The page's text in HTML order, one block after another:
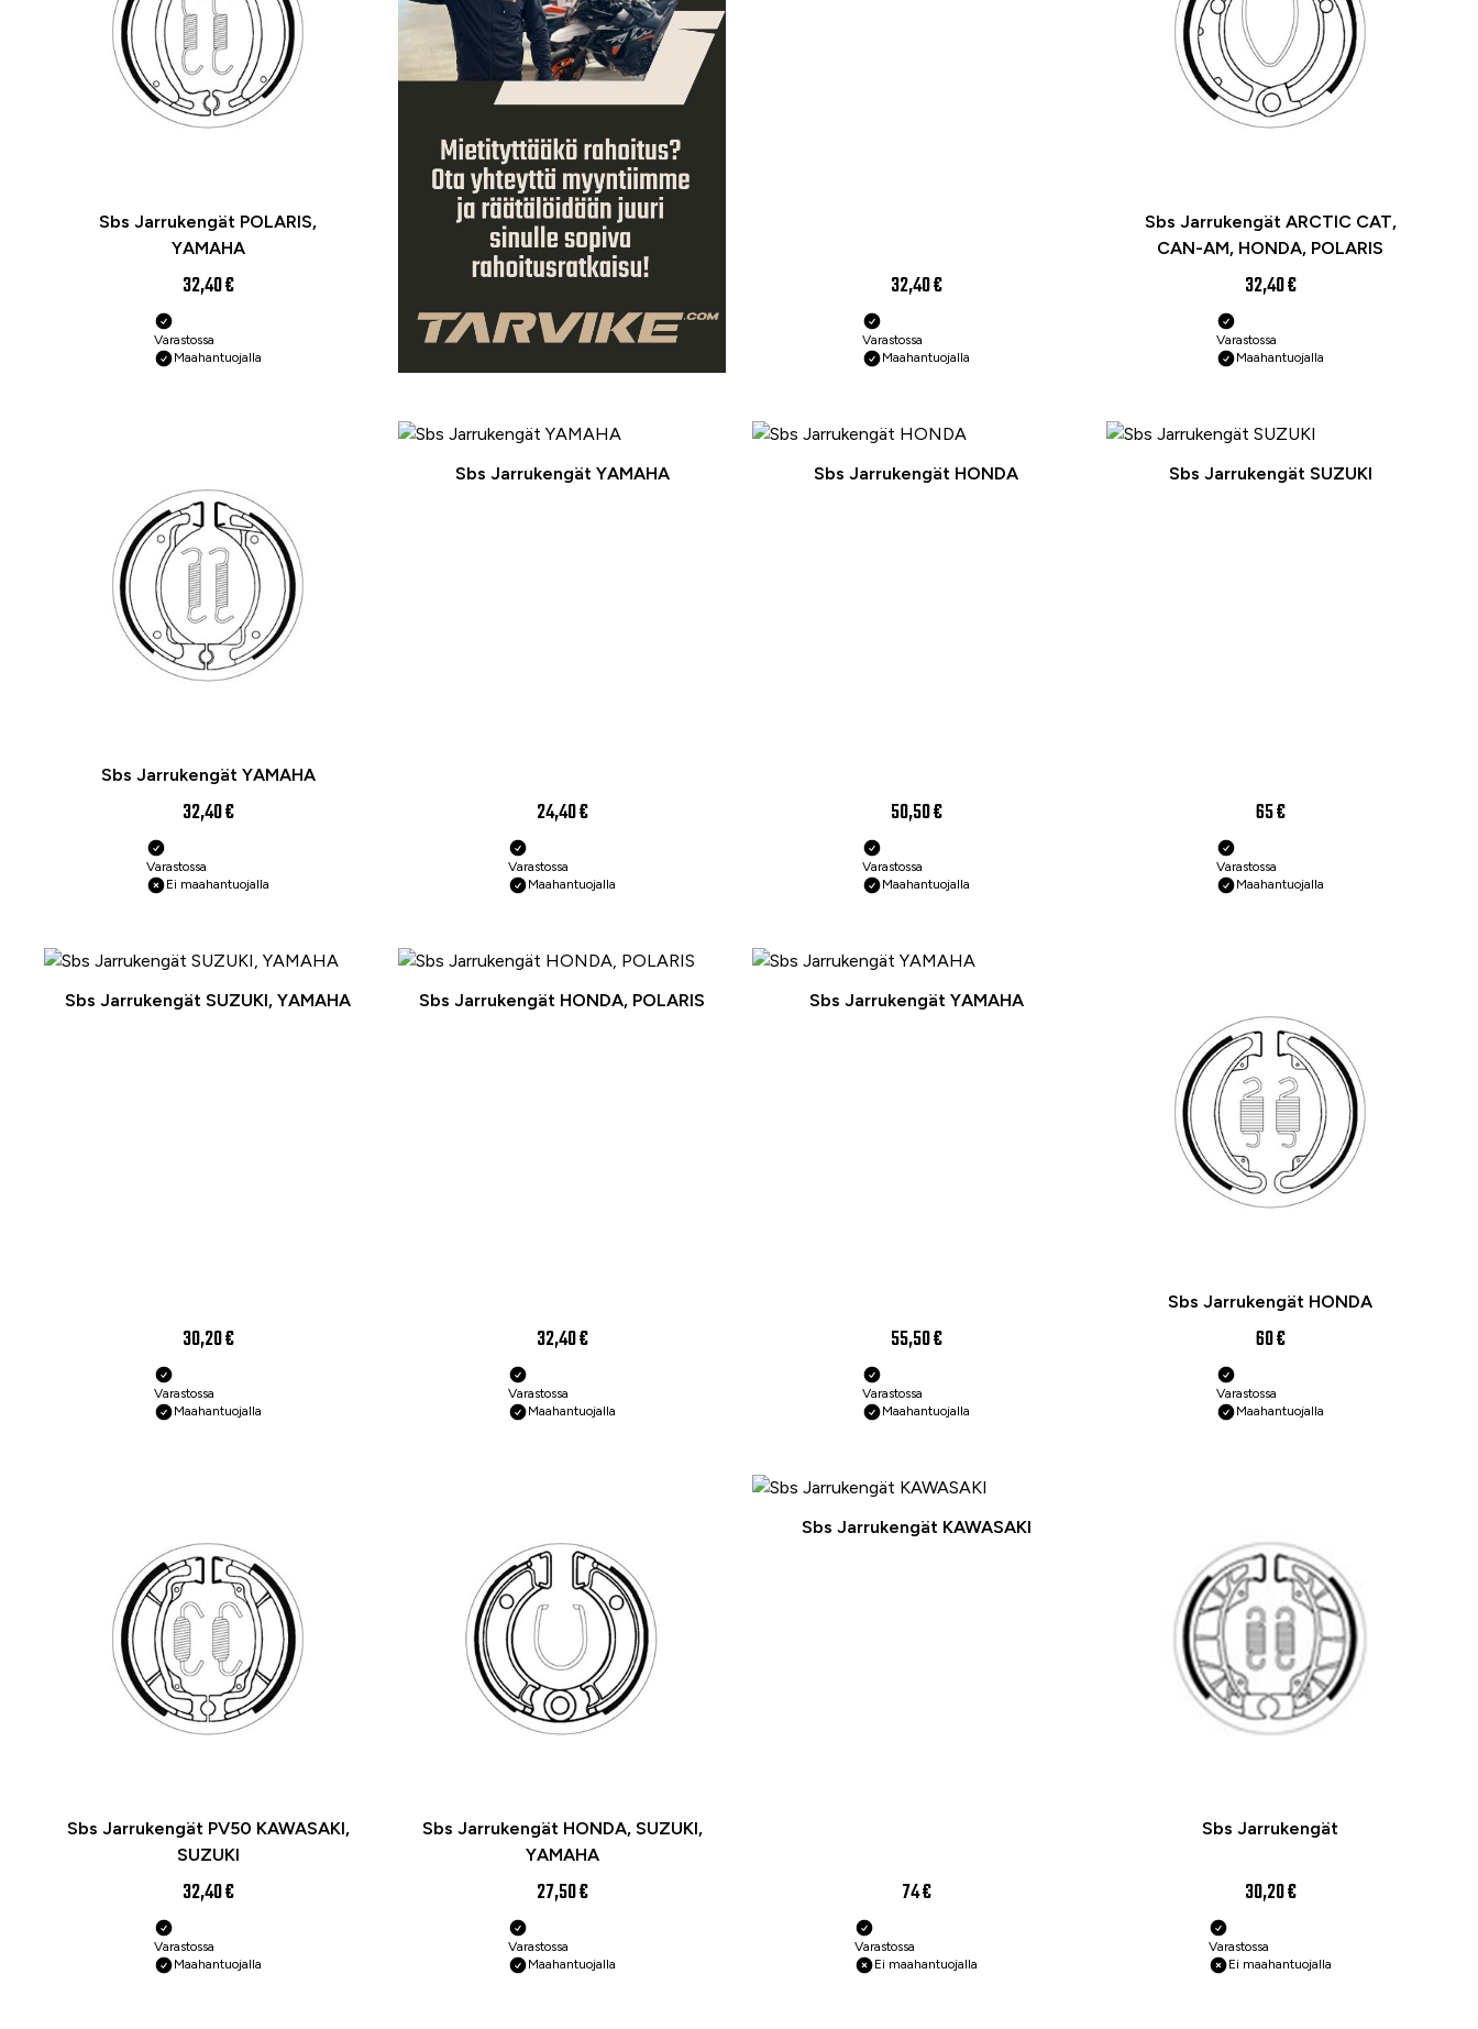
Sbs Jarrukengät POLARIS,
YAMAHA
32,40 €
Varastossa
Maahantuojalla
32,40 €
Varastossa
Maahantuojalla
Sbs Jarrukengät ARCTIC CAT,
CAN-AM, HONDA, POLARIS
32,40 €
Varastossa
Maahantuojalla
Sbs Jarrukengät YAMAHA
32,40 €
Varastossa
Ei maahantuojalla
Sbs Jarrukengät YAMAHA
24,40 €
Varastossa
Maahantuojalla
Sbs Jarrukengät HONDA
50,50 €
Varastossa
Maahantuojalla
Sbs Jarrukengät SUZUKI
65 €
Varastossa
Maahantuojalla
Sbs Jarrukengät SUZUKI, YAMAHA
30,20 €
Varastossa
Maahantuojalla
Sbs Jarrukengät HONDA, POLARIS
32,40 €
Varastossa
Maahantuojalla
Sbs Jarrukengät YAMAHA
55,50 €
Varastossa
Maahantuojalla
Sbs Jarrukengät HONDA
60 €
Varastossa
Maahantuojalla
Sbs Jarrukengät PV50 KAWASAKI,
SUZUKI
32,40 €
Varastossa
Maahantuojalla
Sbs Jarrukengät HONDA, SUZUKI,
YAMAHA
27,50 €
Varastossa
Maahantuojalla
Sbs Jarrukengät KAWASAKI
74 €
Varastossa
Ei maahantuojalla
Sbs Jarrukengät
30,20 €
Varastossa
Ei maahantuojalla